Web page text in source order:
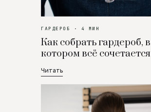
ГАРДЕРОБ · 4 МИН
Как собрать гардероб, в
котором всё сочетается
Читать